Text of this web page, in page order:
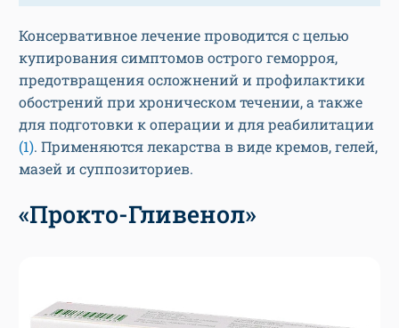
Консервативное лечение проводится с целью
купирования симптомов острого геморроя,
предотвращения осложнений и профилактики
обострений при хроническом течении, а также
для подготовки к операции и для реабилитации
(1). Применяются лекарства в виде кремов, гелей,
мазей и суппозиториев.
«Прокто-Гливенол»